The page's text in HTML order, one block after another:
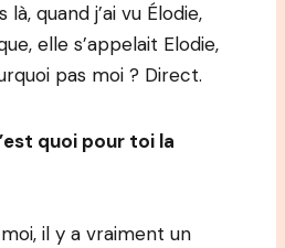
quand j’ai vu Élodie,
elle s’appelait Elodie,
pas moi ? Direct.
quoi pour toi la
il y a vraiment un